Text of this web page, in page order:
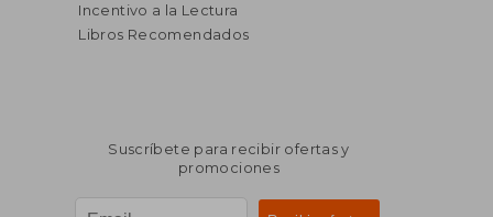
Incentivo a la Lectura
Libros Recomendados
Suscríbete para recibir ofertas y
promociones